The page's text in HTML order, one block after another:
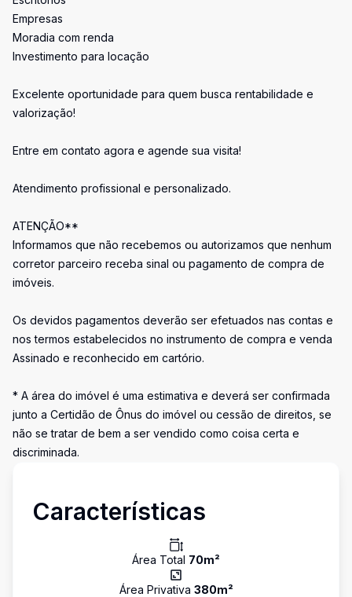
Empresas
Moradia com renda
Investimento para locação
Excelente oportunidade para quem busca rentabilidade e
valorização!
Entre em contato agora e agende sua visita!
Atendimento profissional e personalizado.
ATENÇÃO**
Informamos que não recebemos ou autorizamos que nenhum
corretor parceiro receba sinal ou pagamento de compra de
imóveis.
Os devidos pagamentos deverão ser efetuados nas contas e
nos termos estabelecidos no instrumento de compra e venda
Assinado e reconhecido em cartório.
* A área do imóvel é uma estimativa e deverá ser confirmada
junto a Certidão de Ônus do imóvel ou cessão de direitos, se
não se tratar de bem a ser vendido como coisa certa e
discriminada.
Características
Área Total 70m²
Área Privativa 380m²